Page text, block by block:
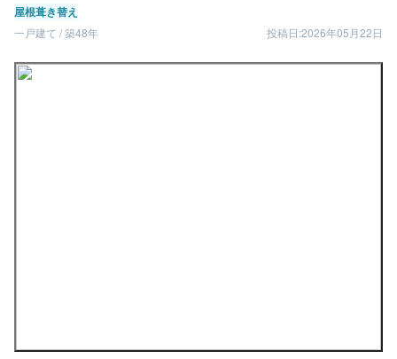
屋根葺き替え
一戸建て / 築48年 投稿日:2026年05月22日